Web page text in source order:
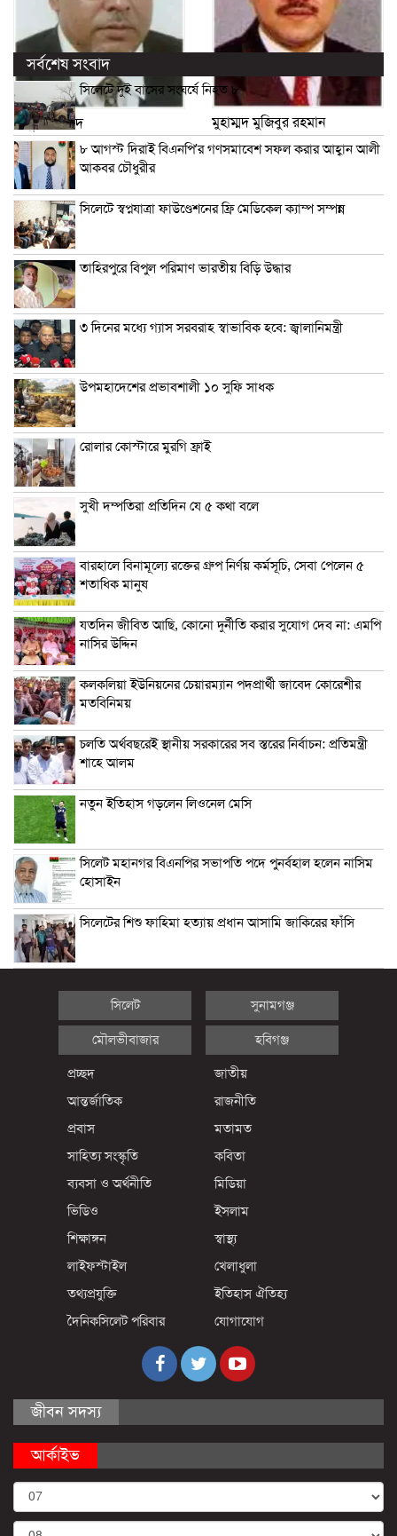
মাসুক আহমদ মুহাম্মদ মুজিবুর রহমান
সর্বশেষ সংবাদ
সিলেটে দুই বাসের সংঘর্ষে নিহত ৮
৮ আগস্ট দিরাই বিএনপি’র গণসমাবেশ সফল করার আহ্বান আলী
আকবর চৌধুরীর
সিলেটে স্বপ্নযাত্রা ফাউণ্ডেশনের ফ্রি মেডিকেল ক্যাম্প সম্পন্ন
তাহিরপুরে বিপুল পরিমাণ ভারতীয় বিড়ি উদ্ধার
৩ দিনের মধ্যে গ্যাস সরবরাহ স্বাভাবিক হবে: জ্বালানিমন্ত্রী
উপমহাদেশের প্রভাবশালী ১০ সুফি সাধক
রোলার কোস্টারে মুরগি ফ্রাই
সুখী দম্পতিরা প্রতিদিন যে ৫ কথা বলে
বারহালে বিনামূল্যে রক্তের গ্রুপ নির্ণয় কর্মসূচি, সেবা পেলেন ৫
শতাধিক মানুষ
যতদিন জীবিত আছি, কোনো দুর্নীতি করার সুযোগ দেব না: এমপি
নাসির উদ্দিন
কলকলিয়া ইউনিয়নের চেয়ারম্যান পদপ্রার্থী জাবেদ কোরেশীর
মতবিনিময়
চলতি অর্থবছরেই স্থানীয় সরকারের সব স্তরের নির্বাচন: প্রতিমন্ত্রী
শাহে আলম
নতুন ইতিহাস গড়লেন লিওনেল মেসি
সিলেট মহানগর বিএনপির সভাপতি পদে পুনর্বহাল হলেন নাসিম
হোসাইন
সিলেটের শিশু ফাহিমা হত্যায় প্রধান আসামি জাকিরের ফাঁসি
সিলেট সুনামগঞ্জ
মৌলভীবাজার হবিগঞ্জ
প্রচ্ছদ
জাতীয়
আন্তর্জাতিক
রাজনীতি
প্রবাস
মতামত
সাহিত্য সংস্কৃতি
কবিতা
ব্যবসা ও অর্থনীতি
মিডিয়া
ভিডিও
ইসলাম
শিক্ষাঙ্গন
স্বাস্থ্য
লাইফস্টাইল
খেলাধুলা
তথ্যপ্রযুক্তি
ইতিহাস ঐতিহ্য
দৈনিকসিলেট পরিবার
যোগাযোগ
জীবন সদস্য
আর্কাইভ